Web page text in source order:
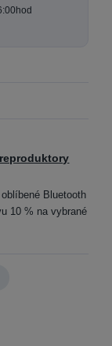
reproduktory
Bluetooth
10 % na vybrané